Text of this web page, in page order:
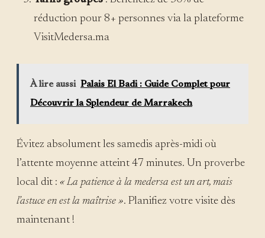
réduction pour 8+ personnes via la plateforme
VisitMedersa.ma
À lire aussi Palais El Badi : Guide Complet pour
Découvrir la Splendeur de Marrakech
Évitez absolument les samedis après-midi où
l’attente moyenne atteint 47 minutes. Un proverbe
local dit : « La patience à la medersa est un art, mais
l’astuce en est la maîtrise ». Planifiez votre visite dès
maintenant !